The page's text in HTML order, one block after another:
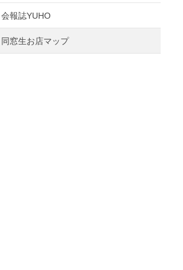
会報誌YUHO
同窓生お店マップ